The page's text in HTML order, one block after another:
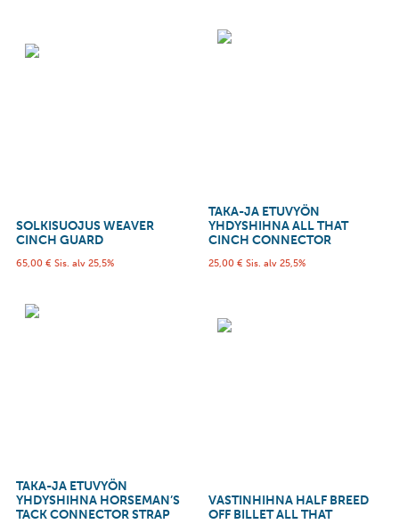
SOLKISUOJUS WEAVER
CINCH GUARD
65,00 € Sis. alv 25,5%
TAKA-JA ETUVYÖN
YHDYSHIHNA ALL THAT
CINCH CONNECTOR
25,00 € Sis. alv 25,5%
TAKA-JA ETUVYÖN
YHDYSHIHNA HORSEMAN’S
TACK CONNECTOR STRAP
VASTINHIHNA HALF BREED
OFF BILLET ALL THAT